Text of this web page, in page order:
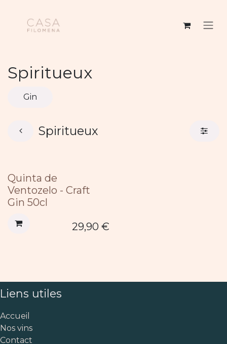
Spiritueux
Gin
Spiritueux
Quinta de
Ventozelo - Craft
Gin 50cl
29,90 €
Liens utiles
Accueil
Nos vins
Contact